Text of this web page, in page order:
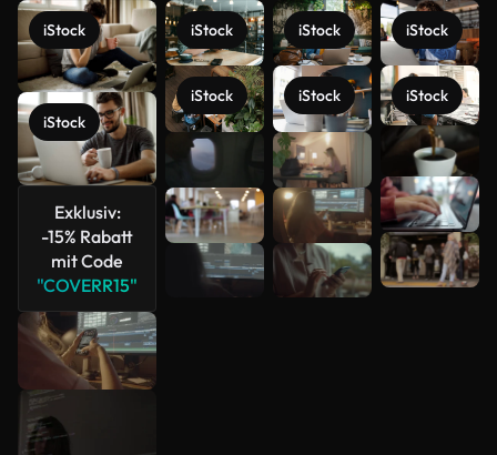
iStock
iStock
Exklusiv:
-15% Rabatt
mit Code
"COVERR15"
iStock
iStock
iStock
iStock
iStock
iStock
Mehr
anzeigen